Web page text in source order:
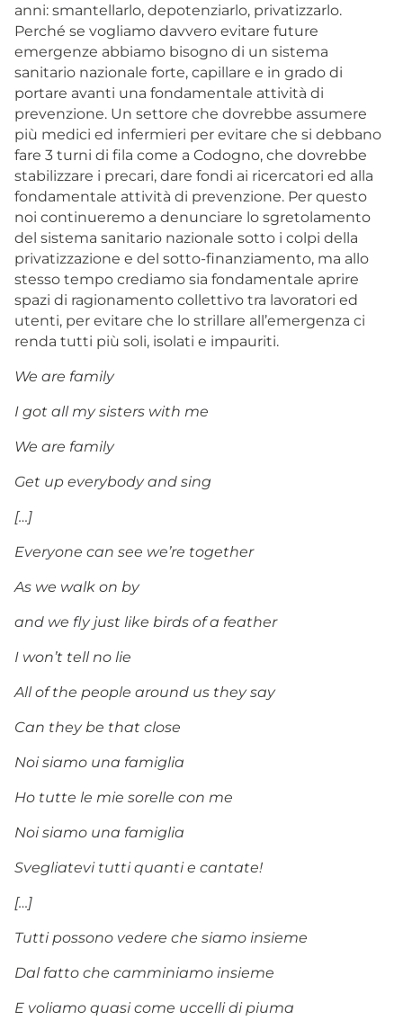
anni: smantellarlo, depotenziarlo, privatizzarlo.
Perché se vogliamo davvero evitare future
emergenze abbiamo bisogno di un sistema
sanitario nazionale forte, capillare e in grado di
portare avanti una fondamentale attività di
prevenzione. Un settore che dovrebbe assumere
più medici ed infermieri per evitare che si debbano
fare 3 turni di fila come a Codogno, che dovrebbe
stabilizzare i precari, dare fondi ai ricercatori ed alla
fondamentale attività di prevenzione. Per questo
noi continueremo a denunciare lo sgretolamento
del sistema sanitario nazionale sotto i colpi della
privatizzazione e del sotto-finanziamento, ma allo
stesso tempo crediamo sia fondamentale aprire
spazi di ragionamento collettivo tra lavoratori ed
utenti, per evitare che lo strillare all’emergenza ci
renda tutti più soli, isolati e impauriti.
We are family
I got all my sisters with me
We are family
Get up everybody and sing
[…]
Everyone can see we’re together
As we walk on by
and we fly just like birds of a feather
I won’t tell no lie
All of the people around us they say
Can they be that close
Noi siamo una famiglia
Ho tutte le mie sorelle con me
Noi siamo una famiglia
Svegliatevi tutti quanti e cantate!
[…]
Tutti possono vedere che siamo insieme
Dal fatto che camminiamo insieme
E voliamo quasi come uccelli di piuma